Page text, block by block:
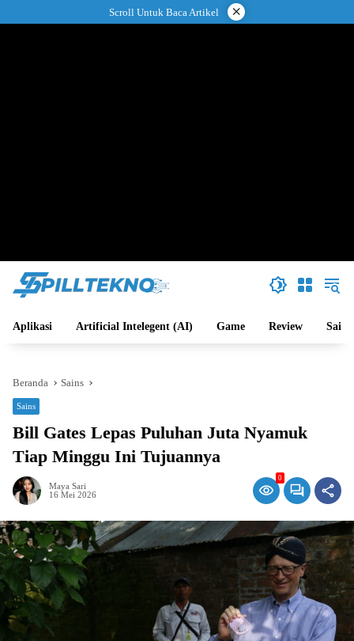
ke
Scroll Untuk Baca Artikel ×
Aplikasi Artificial Intelegent (AI) Game Review Sains
Beranda Sains
Sains
Bill Gates Lepas Puluhan Juta Nyamuk
Tiap Minggu Ini Tujuannya
Maya Sari
16 Mei 2026
0